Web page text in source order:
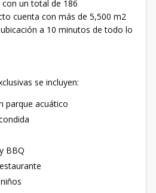
un total de 186
cuenta con más de 5,500 m2
a 10 minutos de todo lo
se incluyen:
parque acuático
BBQ